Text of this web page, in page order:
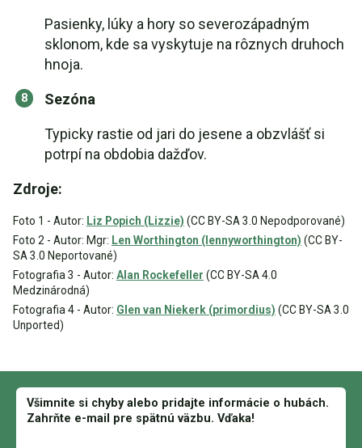
Pasienky, lúky a hory so severozápadným
sklonom, kde sa vyskytuje na rôznych druhoch
hnoja.
Sezóna
Typicky rastie od jari do jesene a obzvlášť si
potrpí na obdobia dažďov.
Zdroje:
Foto 1 - Autor: Liz Popich (Lizzie) (CC BY-SA 3.0 Nepodporované)
Foto 2 - Autor: Mgr: Len Worthington (lennyworthington) (CC BY-
SA 3.0 Neportované)
Fotografia 3 - Autor: Alan Rockefeller (CC BY-SA 4.0
Medzinárodná)
Fotografia 4 - Autor: Glen van Niekerk (primordius) (CC BY-SA 3.0
Unported)